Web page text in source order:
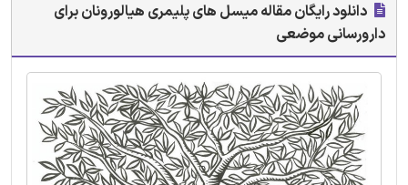
دانلود رایگان مقاله میسل های پلیمری هیالورونان برای
دارورسانی موضعی